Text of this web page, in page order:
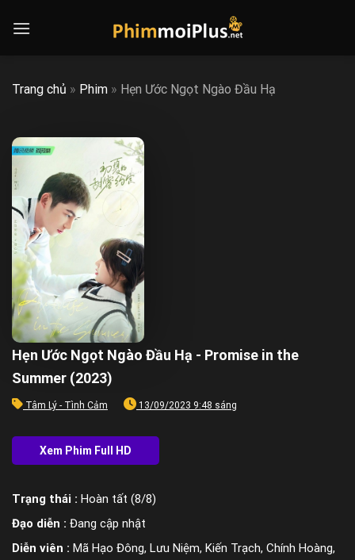
Trang chủ » Phim » Hẹn Ước Ngọt Ngào Đầu Hạ
Hẹn Ước Ngọt Ngào Đầu Hạ - Promise in the
Summer (2023)
Tâm Lý - Tình Cảm 13/09/2023 9:48 sáng
Trạng thái : Hoàn tất (8/8)
Đạo diễn : Đang cập nhật
Diễn viên : Mã Hạo Đông, Lưu Niệm, Kiến Trạch, Chính Hoàng,